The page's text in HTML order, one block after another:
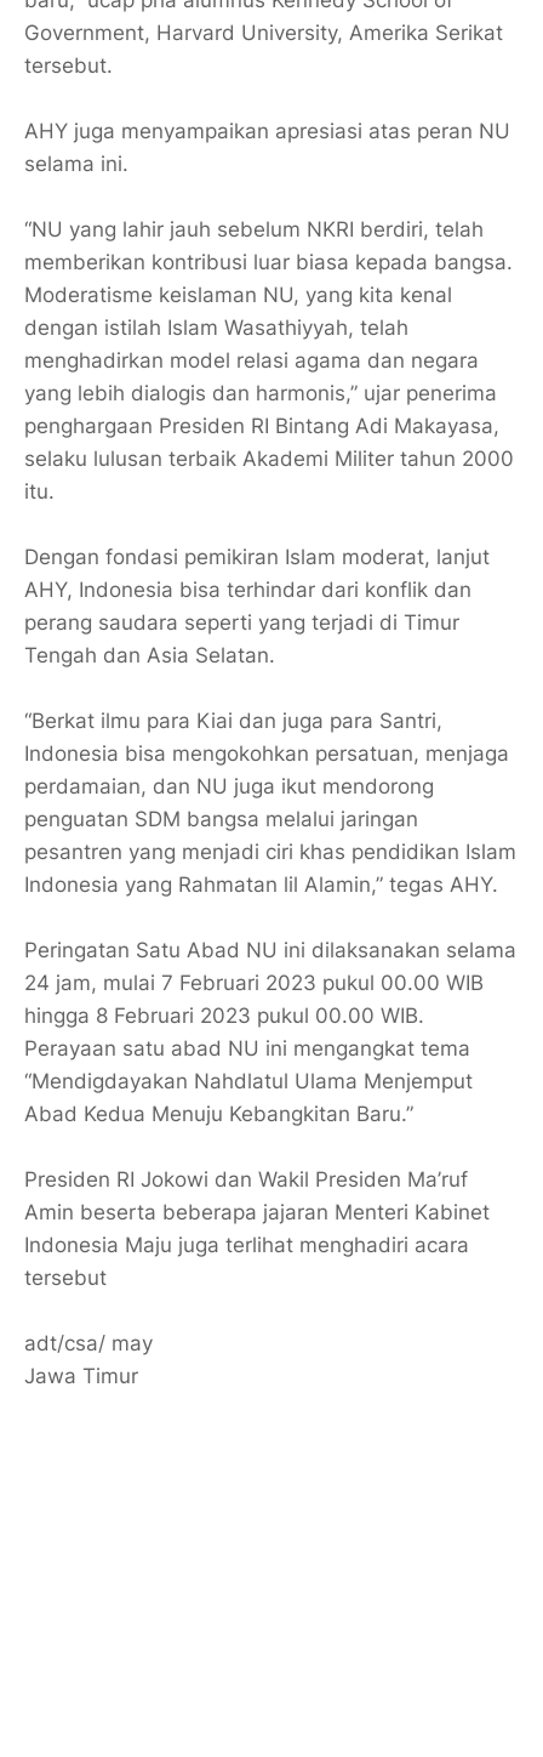
Government, Harvard University, Amerika Serikat
tersebut.
AHY juga menyampaikan apresiasi atas peran NU
selama ini.
“NU yang lahir jauh sebelum NKRI berdiri, telah
memberikan kontribusi luar biasa kepada bangsa.
Moderatisme keislaman NU, yang kita kenal
dengan istilah Islam Wasathiyyah, telah
menghadirkan model relasi agama dan negara
yang lebih dialogis dan harmonis,” ujar penerima
penghargaan Presiden RI Bintang Adi Makayasa,
selaku lulusan terbaik Akademi Militer tahun 2000
itu.
Dengan fondasi pemikiran Islam moderat, lanjut
AHY, Indonesia bisa terhindar dari konflik dan
perang saudara seperti yang terjadi di Timur
Tengah dan Asia Selatan.
“Berkat ilmu para Kiai dan juga para Santri,
Indonesia bisa mengokohkan persatuan, menjaga
perdamaian, dan NU juga ikut mendorong
penguatan SDM bangsa melalui jaringan
pesantren yang menjadi ciri khas pendidikan Islam
Indonesia yang Rahmatan lil Alamin,” tegas AHY.
Peringatan Satu Abad NU ini dilaksanakan selama
24 jam, mulai 7 Februari 2023 pukul 00.00 WIB
hingga 8 Februari 2023 pukul 00.00 WIB.
Perayaan satu abad NU ini mengangkat tema
“Mendigdayakan Nahdlatul Ulama Menjemput
Abad Kedua Menuju Kebangkitan Baru.”
Presiden RI Jokowi dan Wakil Presiden Ma’ruf
Amin beserta beberapa jajaran Menteri Kabinet
Indonesia Maju juga terlihat menghadiri acara
tersebut
adt/csa/ may
Jawa Timur